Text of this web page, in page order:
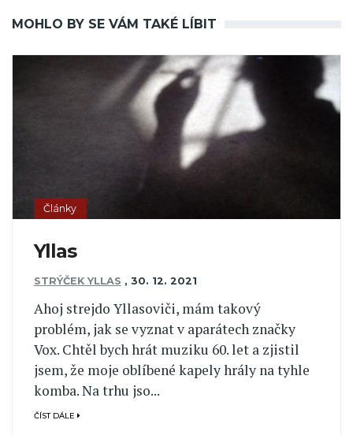
MOHLO BY SE VÁM TAKÉ LÍBIT
Články
Yllas
STRÝČEK YLLAS , 30. 12. 2021
Ahoj strejdo Yllasoviči, mám takový
problém, jak se vyznat v aparátech značky
Vox. Chtěl bych hrát muziku 60. let a zjistil
jsem, že moje oblíbené kapely hrály na tyhle
komba. Na trhu jso...
ČÍST DÁLE